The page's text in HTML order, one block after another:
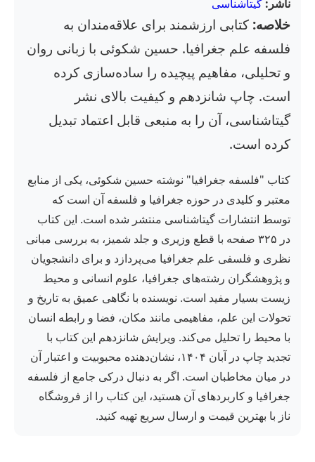
ناشر: گیتاشناسی
خلاصه: کتابی ارزشمند برای علاقه‌مندان به
فلسفه علم جغرافیا. حسین شکوئی با زبانی روان
و تحلیلی، مفاهیم پیچیده را ساده‌سازی کرده
است. چاپ شانزدهم و کیفیت بالای نشر
گیتاشناسی، آن را به منبعی قابل اعتماد تبدیل
کرده است.
کتاب "فلسفه جغرافیا" نوشته حسین شکوئی، یکی از منابع
معتبر و کلیدی در حوزه جغرافیا و فلسفه آن است که
توسط انتشارات گیتاشناسی منتشر شده است. این کتاب
در ۳۲۵ صفحه با قطع وزیری و جلد شمیز، به بررسی مبانی
نظری و فلسفی علم جغرافیا می‌پردازد و برای دانشجویان
و پژوهشگران رشته‌های جغرافیا، علوم انسانی و محیط
زیست بسیار مفید است. نویسنده با نگاهی عمیق به تاریخ و
تحولات این علم، مفاهیمی مانند مکان، فضا و رابطه انسان
با محیط را تحلیل می‌کند. ویرایش شانزدهم این کتاب با
تجدید چاپ در آبان ۱۴۰۴، نشان‌دهنده محبوبیت و اعتبار آن
در میان مخاطبان است. اگر به دنبال درکی جامع از فلسفه
جغرافیا و کاربردهای آن هستید، این کتاب را از فروشگاه
ناز با بهترین قیمت و ارسال سریع تهیه کنید.